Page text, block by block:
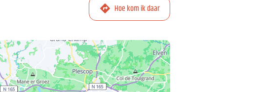
Hoe kom ik daar